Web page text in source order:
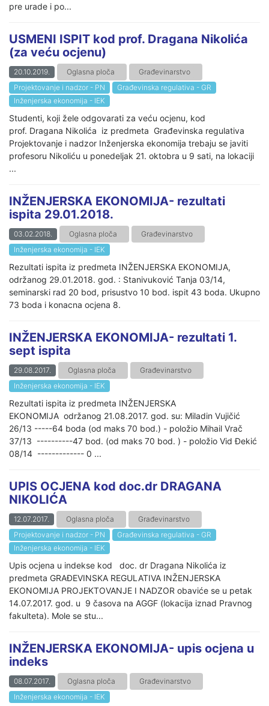
pre urade i po...
USMENI ISPIT kod prof. Dragana Nikolića
(za veću ocjenu)
20.10.2019. Oglasna ploča
Građevinarstvo
Projektovanje i nadzor - PN
Građevinska regulativa - GR
Inženjerska ekonomija - IEK
Studenti, koji žele odgovarati za veću ocjenu, kod
prof. Dragana Nikolića iz predmeta Građevinska regulativa
Projektovanje i nadzor Inženjerska ekonomija trebaju se javiti
profesoru Nikoliću u ponedeljak 21. oktobra u 9 sati, na lokaciji
...
INŽENJERSKA EKONOMIJA- rezultati
ispita 29.01.2018.
03.02.2018. Oglasna ploča
Građevinarstvo
Inženjerska ekonomija - IEK
Rezultati ispita iz predmeta INŽENJERSKA EKONOMIJA,
održanog 29.01.2018. god. : Stanivuković Tanja 03/14,
seminarski rad 20 bod, prisustvo 10 bod. ispit 43 boda. Ukupno
73 boda i konacna ocjena 8.
INŽENJERSKA EKONOMIJA- rezultati 1.
sept ispita
29.08.2017. Oglasna ploča
Građevinarstvo
Inženjerska ekonomija - IEK
Rezultati ispita iz predmeta INŽENJERSKA
EKONOMIJA održanog 21.08.2017. god. su: Miladin Vujičić
26/13 -----64 boda (od maks 70 bod.) - položio Mihail Vrač
37/13 ----------47 bod. (od maks 70 bod. ) - položio Vid Đekić
08/14 ------------- 0 ...
UPIS OCJENA kod doc.dr DRAGANA
NIKOLIĆA
12.07.2017. Oglasna ploča
Građevinarstvo
Projektovanje i nadzor - PN
Građevinska regulativa - GR
Inženjerska ekonomija - IEK
Upis ocjena u indekse kod doc. dr Dragana Nikolića iz
predmeta GRAĐEVINSKA REGULATIVA INŽENJERSKA
EKONOMIJA PROJEKTOVANJE I NADZOR obaviće se u petak
14.07.2017. god. u 9 časova na AGGF (lokacija iznad Pravnog
fakulteta). Mole se stu...
INŽENJERSKA EKONOMIJA- upis ocjena u
indeks
08.07.2017. Oglasna ploča
Građevinarstvo
Inženjerska ekonomija - IEK